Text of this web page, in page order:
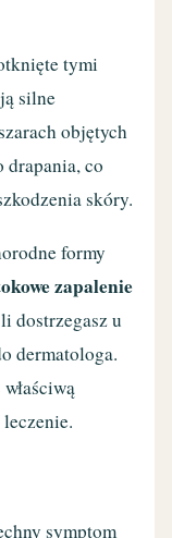
tymi
silne
objętych
drapania, co
skóry.
formy
zapalenie
dostrzegasz u
dermatologa.
symptom